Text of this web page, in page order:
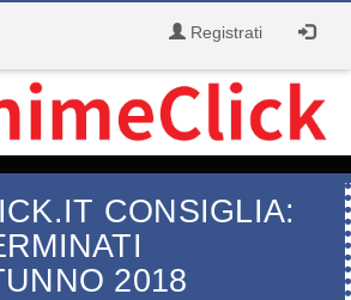
Registrati
CONSIGLIA:
2018